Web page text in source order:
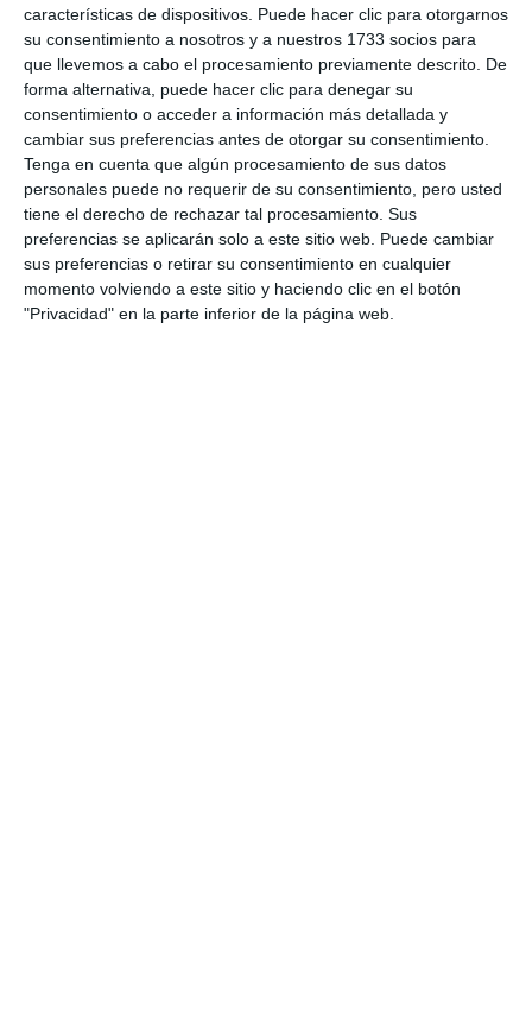
características de dispositivos. Puede hacer clic para otorgarnos
su consentimiento a nosotros y a nuestros 1733 socios para
que llevemos a cabo el procesamiento previamente descrito. De
forma alternativa, puede hacer clic para denegar su
consentimiento o acceder a información más detallada y
cambiar sus preferencias antes de otorgar su consentimiento.
Tenga en cuenta que algún procesamiento de sus datos
personales puede no requerir de su consentimiento, pero usted
tiene el derecho de rechazar tal procesamiento. Sus
preferencias se aplicarán solo a este sitio web. Puede cambiar
sus preferencias o retirar su consentimiento en cualquier
momento volviendo a este sitio y haciendo clic en el botón
"Privacidad" en la parte inferior de la página web.